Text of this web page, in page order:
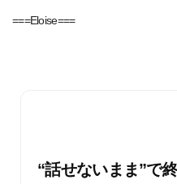
===Eloise===
“話せないまま”で